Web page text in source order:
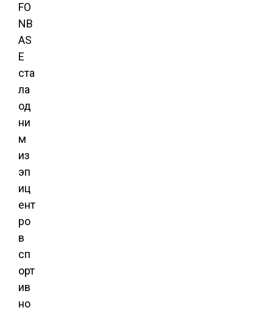
FO
NB
AS
E
ста
ла
од
ни
м
из
эп
иц
ент
ро
в
сп
орт
ив
но